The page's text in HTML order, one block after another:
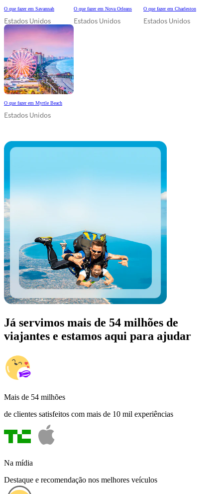
O que fazer em Savannah
Estados Unidos
O que fazer em Nova Orleans
Estados Unidos
O que fazer em Charleston
Estados Unidos
O que fazer em Myrtle Beach
Estados Unidos
Já servimos mais de 54 milhões de
viajantes e estamos aqui para ajudar
Mais de 54 milhões
de clientes satisfeitos com mais de 10 mil experiências
Na mídia
Destaque e recomendação nos melhores veículos